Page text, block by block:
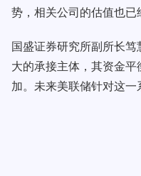
势，相关公司的估值也已
国盛证券研究所副所长
大的承接主体，其资金
加。未来美联储针对这一